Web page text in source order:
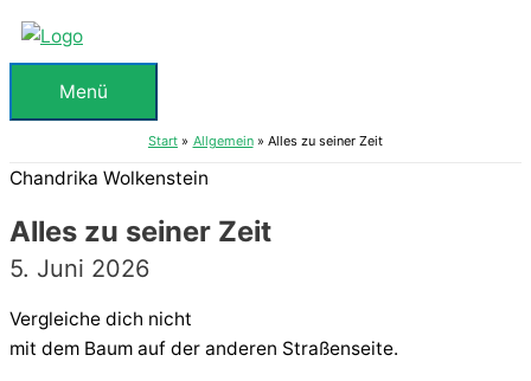
Zum
Inhalt
springenMenü
Menü
Start Allgemein Alles zu seiner Zeit
Chandrika Wolkenstein
Alles zu seiner Zeit
5. Juni 2026
Vergleiche dich nicht
mit dem Baum auf der anderen Straßenseite.